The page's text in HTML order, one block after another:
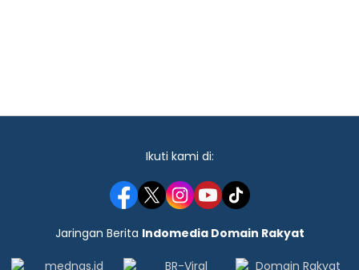
Ikuti kami di:
Jaringan Berita Indomedia Domain Rakyat